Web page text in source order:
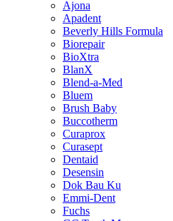
Ajona
Apadent
Beverly Hills Formula
Biorepair
BioXtra
BlanX
Blend-a-Med
Bluem
Brush Baby
Buccotherm
Curaprox
Curasept
Dentaid
Desensin
Dok Bau Ku
Emmi-Dent
Fuchs